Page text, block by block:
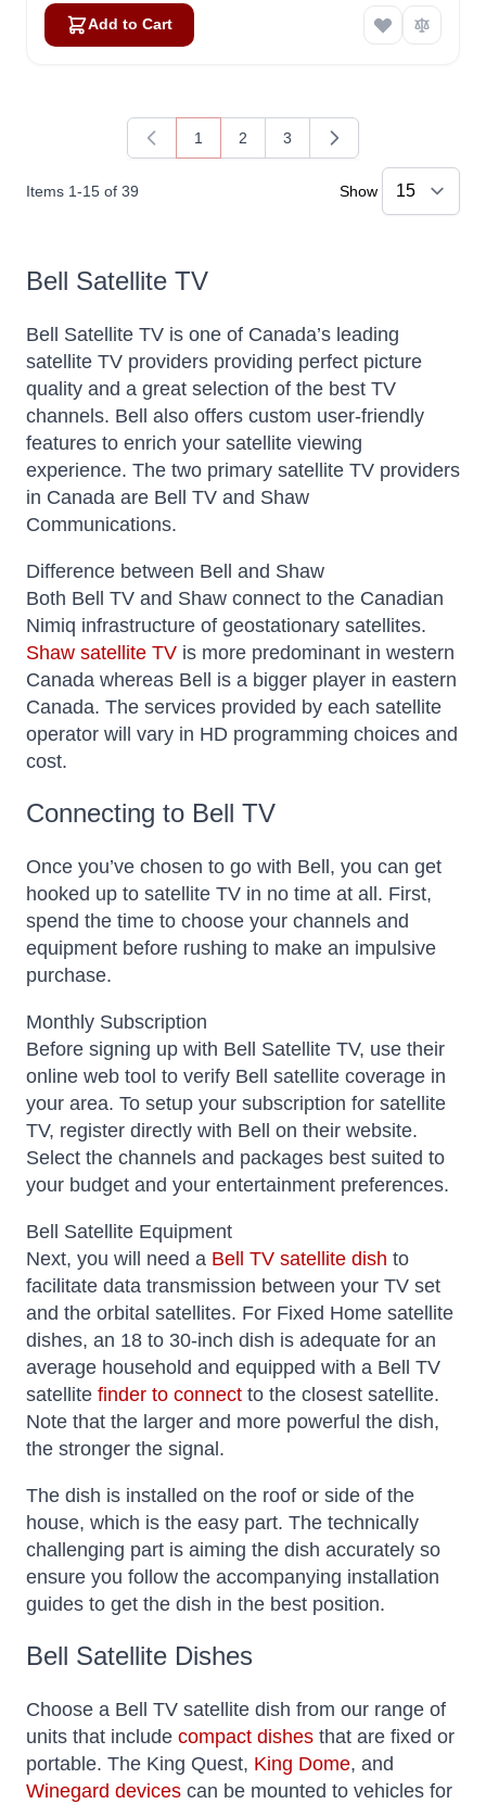
Add to Cart
Items 1-15 of 39
You're currently reading page
1
Page
2
Page
3
Show
Bell Satellite TV
Bell Satellite TV is one of Canada’s leading
satellite TV providers providing perfect picture
quality and a great selection of the best TV
channels. Bell also offers custom user-friendly
features to enrich your satellite viewing
experience. The two primary satellite TV providers
in Canada are Bell TV and Shaw
Communications.
Difference between Bell and Shaw
Both Bell TV and Shaw connect to the Canadian
Nimiq infrastructure of geostationary satellites.
Shaw satellite TV is more predominant in western
Canada whereas Bell is a bigger player in eastern
Canada. The services provided by each satellite
operator will vary in HD programming choices and
cost.
Connecting to Bell TV
Once you’ve chosen to go with Bell, you can get
hooked up to satellite TV in no time at all. First,
spend the time to choose your channels and
equipment before rushing to make an impulsive
purchase.
Monthly Subscription
Before signing up with Bell Satellite TV, use their
online web tool to verify Bell satellite coverage in
your area. To setup your subscription for satellite
TV, register directly with Bell on their website.
Select the channels and packages best suited to
your budget and your entertainment preferences.
Bell Satellite Equipment
Next, you will need a Bell TV satellite dish to
facilitate data transmission between your TV set
and the orbital satellites. For Fixed Home satellite
dishes, an 18 to 30-inch dish is adequate for an
average household and equipped with a Bell TV
satellite finder to connect to the closest satellite.
Note that the larger and more powerful the dish,
the stronger the signal.
The dish is installed on the roof or side of the
house, which is the easy part. The technically
challenging part is aiming the dish accurately so
ensure you follow the accompanying installation
guides to get the dish in the best position.
Bell Satellite Dishes
Choose a Bell TV satellite dish from our range of
units that include compact dishes that are fixed or
portable. The King Quest, King Dome, and
Winegard devices can be mounted to vehicles for